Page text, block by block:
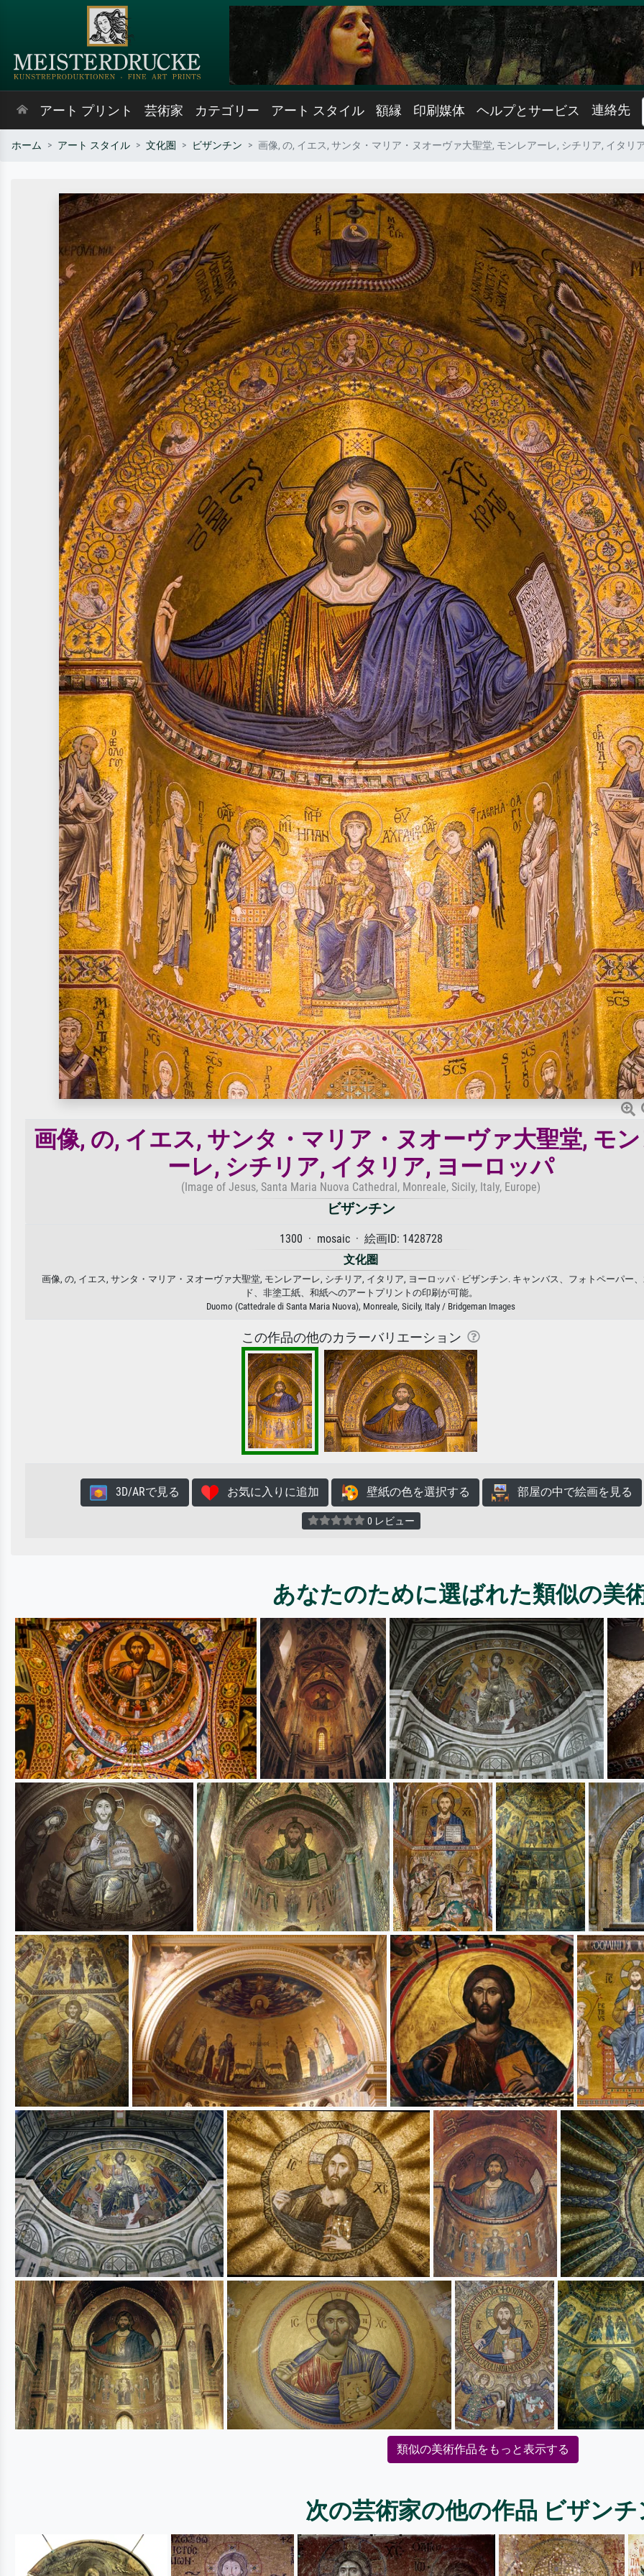
アート プリント 芸術家 カテゴリー アート スタイル 額縁 印刷媒体 ヘルプとサービス 連絡先
ホーム アート スタイル 文化圏 ビザンチン 画像, の, イエス, サンタ・マリア・ヌオーヴァ大聖堂, モンレアーレ, シチリア, イタリ
画像, の, イエス, サンタ・マリア・ヌオーヴァ大聖堂, モ
ーレ, シチリア, イタリア, ヨーロッパ
(Image of Jesus, Santa Maria Nuova Cathedral, Monreale, Sicily, Italy, Europe)
ビザンチン
1300 · mosaic · 絵画ID: 1428728
文化圏
画像, の, イエス, サンタ・マリア・ヌオーヴァ大聖堂, モンレアーレ, シチリア, イタリア, ヨーロッパ · ビザンチン. キャンバス、フォトペーパー
ド、非塗工紙、和紙へのアートプリントの印刷が可能。
Duomo (Cattedrale di Santa Maria Nuova), Monreale, Sicily, Italy / Bridgeman Images
この作品の他のカラーバリエーション
3D/ARで見る お気に入りに追加 壁紙の色を選択する 部屋の中で絵画を見る
0 レビュー
あなたのために選ばれた類似の美
類似の美術作品をもっと表示する
次の芸術家の他の作品 ビザンチ